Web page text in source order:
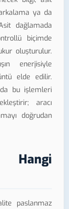
ya da
dağlamada
biçimde
oluşturulur.
enerjisiyle
elde edilir.
bu işlemleri
aracı
doğrudan
Hangi
paslanmaz